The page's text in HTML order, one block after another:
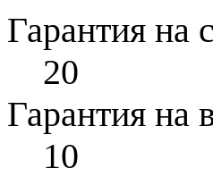
Гарантия на
20
Гарантия на
10